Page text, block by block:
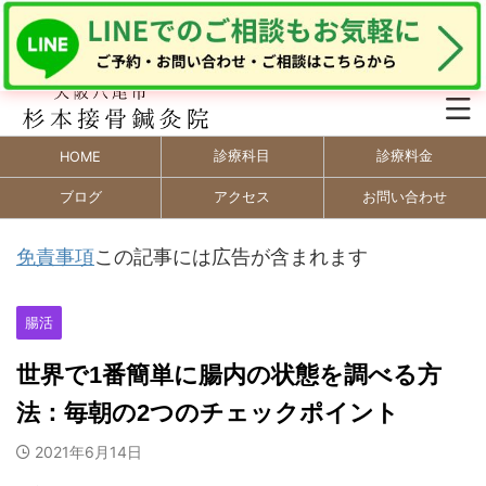
HOME 診療科目 診療料金
ブログ アクセス お問い合わせ
免責事項この記事には広告が含まれます
腸活
世界で1番簡単に腸内の状態を調べる方
法：毎朝の2つのチェックポイント
2021年6月14日